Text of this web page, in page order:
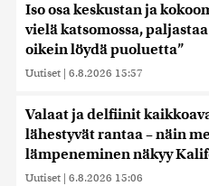
Iso osa keskustan ja
vielä katsomossa,
oikein löydä puoluetta”
Uutiset | 6.8.2026 15:57
Valaat ja delfiinit
lähestyvät rantaa – näin
lämpeneminen näkyy
Uutiset | 6.8.2026 15:06